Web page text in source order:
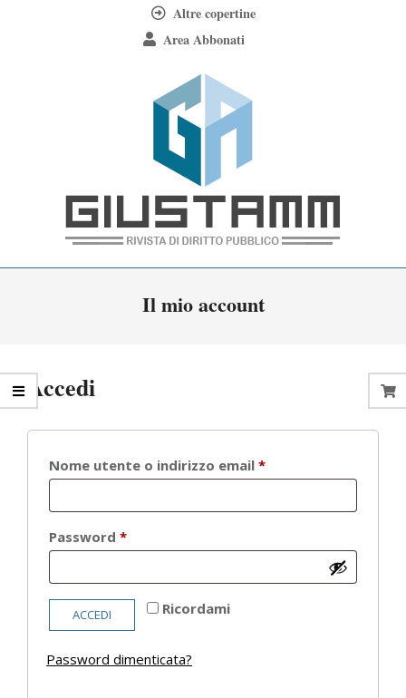
Altre copertine
Area Abbonati
Giustamm
Il mio account
Accedi
Nome utente o indirizzo email *Richiesto
Password *Richiesto
Ricordami
ACCEDI
Password dimenticata?